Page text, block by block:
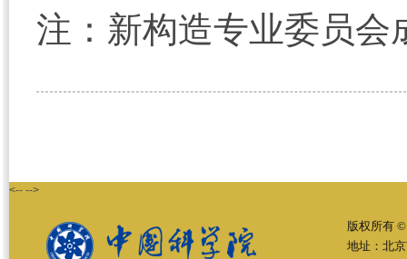
注：新构造专业委员会
<-- -->
版权所有
地址：北